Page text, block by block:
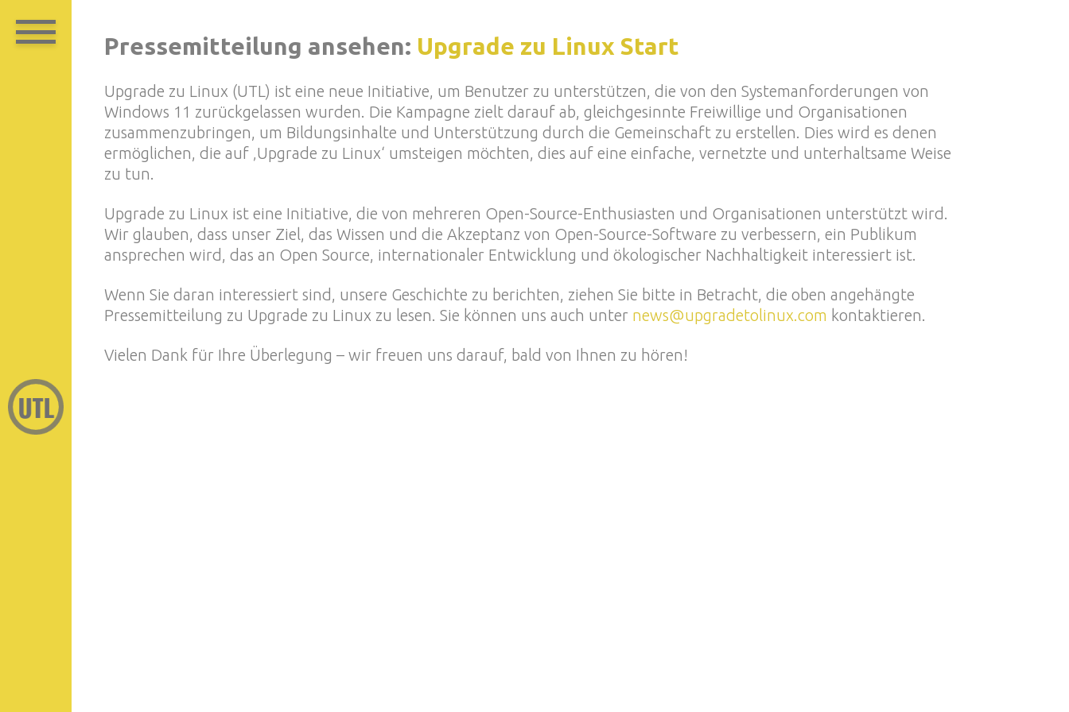
Pressemitteilung ansehen: Upgrade zu Linux Start
Upgrade zu Linux (UTL) ist eine neue Initiative, um Benutzer zu unterstützen, die von den Systemanforderungen von
Windows 11 zurückgelassen wurden. Die Kampagne zielt darauf ab, gleichgesinnte Freiwillige und Organisationen
zusammenzubringen, um Bildungsinhalte und Unterstützung durch die Gemeinschaft zu erstellen. Dies wird es denen
ermöglichen, die auf ‚Upgrade zu Linux‘ umsteigen möchten, dies auf eine einfache, vernetzte und unterhaltsame Weise
zu tun.
Upgrade zu Linux ist eine Initiative, die von mehreren Open-Source-Enthusiasten und Organisationen unterstützt wird.
Wir glauben, dass unser Ziel, das Wissen und die Akzeptanz von Open-Source-Software zu verbessern, ein Publikum
ansprechen wird, das an Open Source, internationaler Entwicklung und ökologischer Nachhaltigkeit interessiert ist.
Wenn Sie daran interessiert sind, unsere Geschichte zu berichten, ziehen Sie bitte in Betracht, die oben angehängte
Pressemitteilung zu Upgrade zu Linux zu lesen. Sie können uns auch unter news@upgradetolinux.com kontaktieren.
Vielen Dank für Ihre Überlegung – wir freuen uns darauf, bald von Ihnen zu hören!